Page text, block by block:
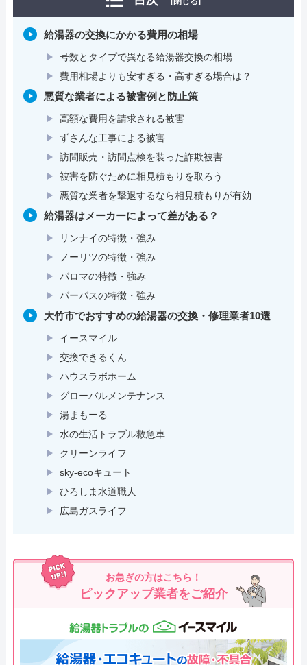
給湯器の交換にかかる費用の相場
号数とタイプで異なる給湯器交換の相場
費用相場よりも安すぎる・高すぎる場合は？
悪質な業者による被害例と防止策
高額な費用を請求される被害
ずさんな工事による被害
訪問販売・訪問点検を装った詐欺被害
被害を防ぐために相見積もりを取ろう
悪質な業者を撃退するなら相見積もりが有効
給湯器はメーカーによって差がある？
リンナイの特徴・強み
ノーリツの特徴・強み
パロマの特徴・強み
パーパスの特徴・強み
大竹市でおすすめの給湯器の交換・修理業者10選
イースマイル
交換できるくん
ハウスラボホーム
グローバルメンテナンス
湯まもーる
水の生活トラブル救急車
クリーンライフ
sky-ecoキュート
ひろしま水道職人
広島ガスライフ
お急ぎの方はこちら！
ピックアップ業者をご紹介